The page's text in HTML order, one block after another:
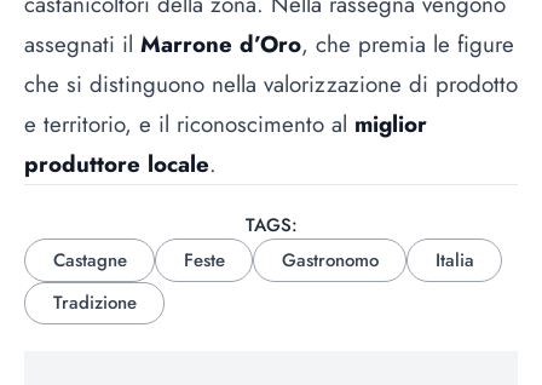
assegnati il Marrone d’Oro, che premia le figure
che si distinguono nella valorizzazione di prodotto
e territorio, e il riconoscimento al miglior
produttore locale.
TAGS:
Castagne
Feste Gastronomo
Italia
Tradizione